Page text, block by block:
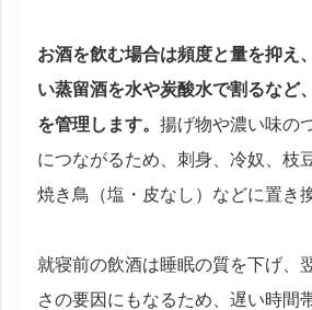
お酒を飲む場合は頻度と量を抑え
い蒸留酒を水や炭酸水で割るなど
を管理します。揚げ物や濃い味の
につながるため、刺身、冷奴、枝
焼き鳥（塩・皮なし）などに置き
就寝前の飲酒は睡眠の質を下げ、
さの要因にもなるため、遅い時間